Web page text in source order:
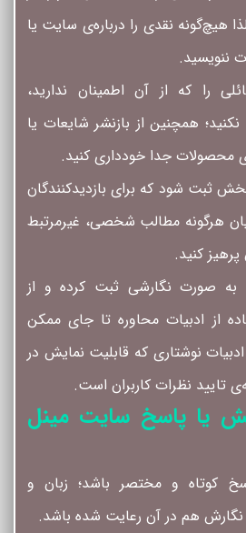
هیچ‌گونه نقدی را درباره‌ی سایت یا
ننویسید.
را که از آن اطمینان ندارید،
همچنین از بازنشر شایعات یا
محصولات جدا خودداری کنید.
ثبت شود که برای بازدیدکنندگان
هرگونه مطالب شخصی، غیرمرتبط
کنید.
به صورت نگارشی ثبت کرده و از
از ادبیات محاوره تا جای ممکن
نوشتاری که قابلیت نمایش در
تایید نظرات کاربران است.
یا پاسخ سایت مینل
کوتاه و مختصر باشد؛ زبان و
هم در آن رعایت شده باشد.